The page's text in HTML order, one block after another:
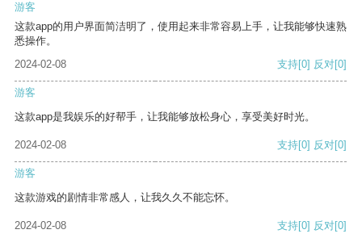
游客
这款app的用户界面简洁明了，使用起来非常容易上手，让我能够快速熟
悉操作。
2024-02-08
支持[0] 反对[0]
游客
这款app是我娱乐的好帮手，让我能够放松身心，享受美好时光。
2024-02-08 支持[0] 反对[0]
游客
这款游戏的剧情非常感人，让我久久不能忘怀。
2024-02-08 支持[0] 反对[0]